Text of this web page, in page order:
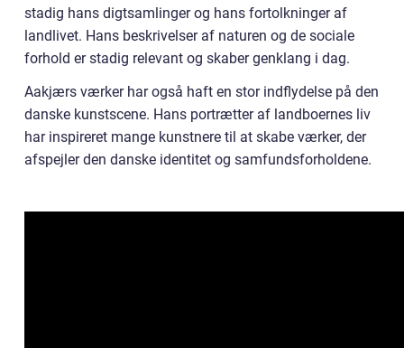
stadig hans digtsamlinger og hans fortolkninger af
landlivet. Hans beskrivelser af naturen og de sociale
forhold er stadig relevant og skaber genklang i dag.
Aakjærs værker har også haft en stor indflydelse på den
danske kunstscene. Hans portrætter af landboernes liv
har inspireret mange kunstnere til at skabe værker, der
afspejler den danske identitet og samfundsforholdene.